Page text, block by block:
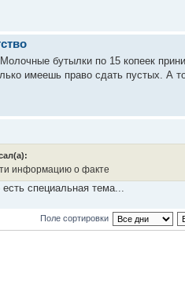
бутылки по 15 копеек
имеешь право сдать пустых. А
информацию о факте
специальная тема...
Поле сортировки